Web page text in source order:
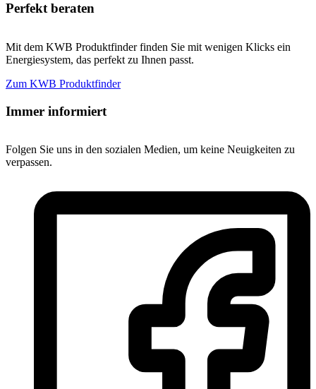
Perfekt beraten
Mit dem KWB Produktfinder finden Sie mit wenigen Klicks ein
Energiesystem, das perfekt zu Ihnen passt.
Zum KWB Produktfinder
Immer informiert
Folgen Sie uns in den sozialen Medien, um keine Neuigkeiten zu
verpassen.